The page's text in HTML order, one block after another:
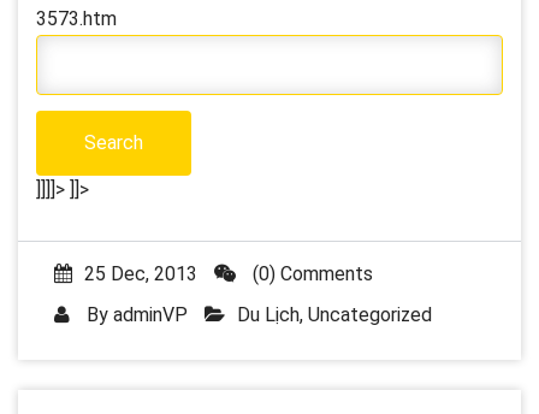
3573.htm
]]]]> ]]>
25 Dec, 2013
(0) Comments
By adminVP Du Lịch, Uncategorized